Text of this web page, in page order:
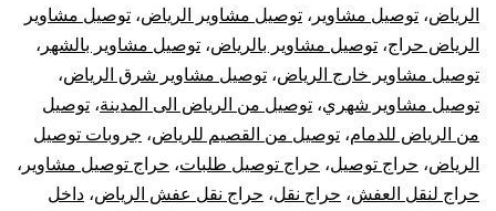
الرياض، توصيل مشاوير ، توصيل مشاوير الرياض، توصيل مشاوير
الرياض حراج، توصيل مشاوير بالرياض، توصيل مشاوير بالشهر ،
توصيل مشاوير خارج الرياض، توصيل مشاوير شرق الرياض،
توصيل مشاوير شهري، توصيل من الرياض الى المدينة، توصيل
من الرياض للدمام، توصيل من القصيم للرياض، جروبات توصيل
الرياض، حراج توصيل، حراج توصيل طلبات، حراج توصيل مشاوير ،
حراج لنقل العفش، حراج نقل، حراج نقل عفش الرياض، داخل